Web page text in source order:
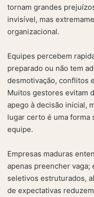
tornam grandes
invisível, mas
organizacional.
Equipes percebem
preparado ou não tem
desmotivação, conflitos
Muitos gestores evitam
apego à decisão inicial,
lugar certo é uma forma
equipe.
Empresas maduras
apenas preencher
seletivos estruturados,
de expectativas